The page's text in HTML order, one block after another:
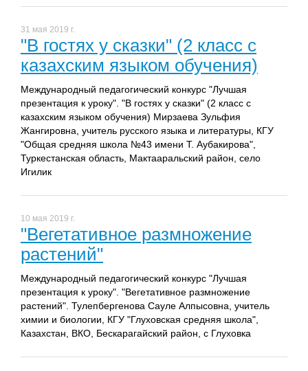
31 мая 2019 г.
"В гостях у сказки" (2 класс с
казахским языком обучения)
Международный педагогический конкурс "Лучшая
презентация к уроку". "В гостях у сказки" (2 класс с
казахским языком обучения) Мирзаева Зульфия
Жангировна, учитель русского языка и литературы, КГУ
"Общая средняя школа №43 имени Т. Аубакирова",
Туркестанская область, Мактааральский район, село
Игилик
10 мая 2019 г.
"Вегетативное размножение
растений"
Международный педагогический конкурс "Лучшая
презентация к уроку". "Вегетативное размножение
растений". Тулепбергенова Сауле Алпысовна, учитель
химии и биологии, КГУ "Глуховская средняя школа",
Казахстан, ВКО, Бескарагайский район, с Глуховка